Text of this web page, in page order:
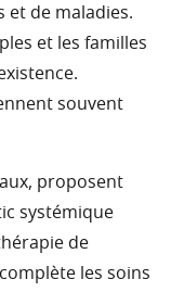
et de maladies.
et les familles
souvent
proposent
systémique
de
les soins